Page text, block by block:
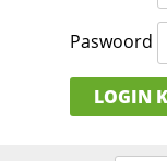
Paswoord
LOGIN